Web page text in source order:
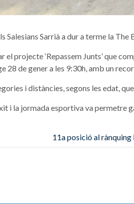
Salesians Sarrià a dur a terme la
el projecte ‘Repassem Junts’ que
28 de gener a les 9:30h, amb un
i distàncies, segons les edat,
i la jormada esportiva va permetre
11a posició al